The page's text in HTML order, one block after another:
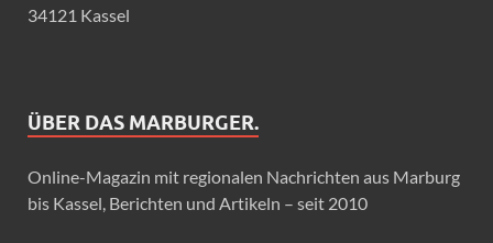
34121 Kassel
ÜBER DAS MARBURGER.
Online-Magazin mit regionalen Nachrichten aus Marburg
bis Kassel, Berichten und Artikeln – seit 2010